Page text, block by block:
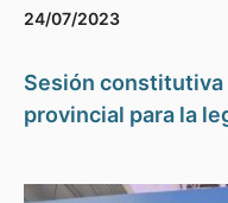
24/07/2023
Sesión constitutiva
provincial para la